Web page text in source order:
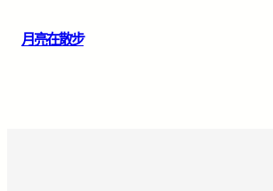
月亮在散步